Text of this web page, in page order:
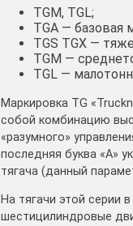
TGM, TGL;
TGA — базовая
TGS TGX —
TGM —
TGL —
Маркировка TG
собой комбинацию
«разумного»
последняя буква «А»
тягача (данный
На тягачи этой серии
шестицилиндровые